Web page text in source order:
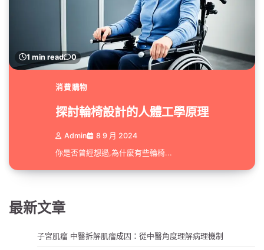
1 min read 0
消費購物
探討輪椅設計的人體工學原理
Admin 8 9 月 2024
你是否曾經想過,為什麼有些輪椅...
最新文章
子宮肌瘤 中醫拆解肌瘤成因：從中醫角度理解病理機制